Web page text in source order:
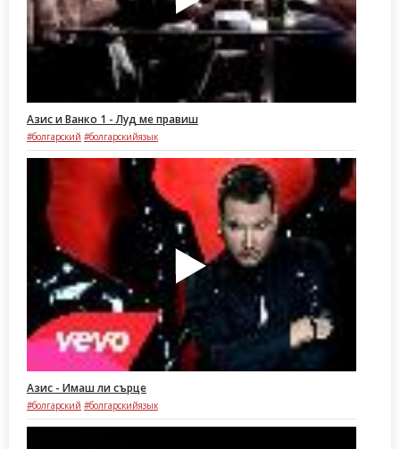
Азис и Ванко 1 - Луд ме правиш
#болгарский #болгарскийязык
Азис - Имаш ли сърце
#болгарский #болгарскийязык